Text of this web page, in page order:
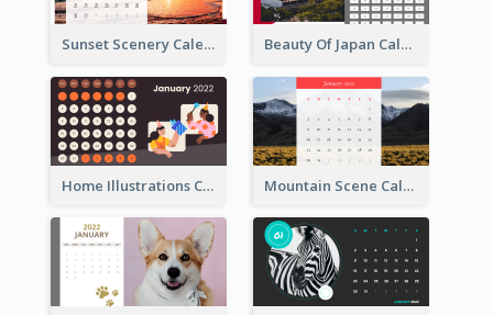
Sunset Scenery Calendar Beauty Of Japan Calendar
Home Illustrations Calendar Mountain Scene Calendar